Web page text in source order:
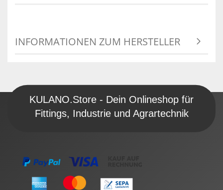
INFORMATIONEN ZUM HERSTELLER
KULANO.Store - Dein Onlineshop für
Fittings, Industrie und Agrartechnik